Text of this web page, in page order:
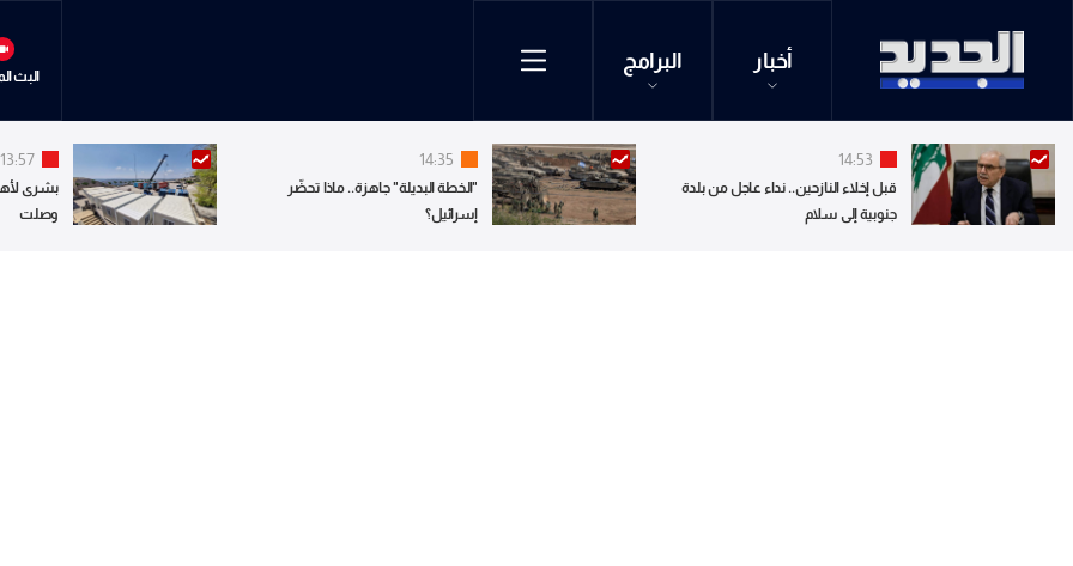
أخبار البرامج
البث
14:53
قبل إخلاء النازحين.. نداء عاجل من بلدة
جنوبية إلى سلام
14:35
"الخطة البديلة" جاهزة.. ماذا تحضّر
إسرائيل؟
13:57
بشرى
وصلت